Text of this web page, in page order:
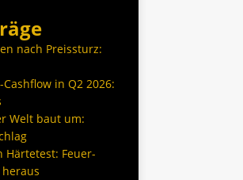
nach Preissturz:
in Q2 2026:
Welt baut um:
Härtetest: Feuer-